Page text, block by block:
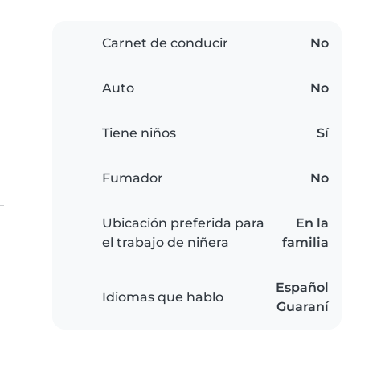
Carnet de conducir No
Auto No
Tiene niños Sí
Fumador No
Ubicación preferida para
el trabajo de niñera
En la
familia
Idiomas que hablo
Español
Guaraní